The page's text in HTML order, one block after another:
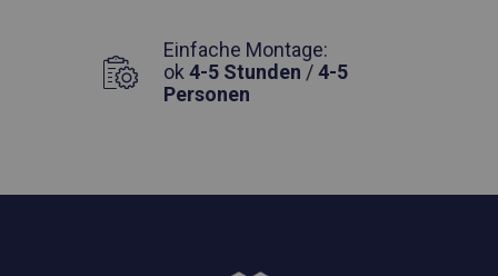
Einfache Montage:
ok 4-5 Stunden /4-5
Personen